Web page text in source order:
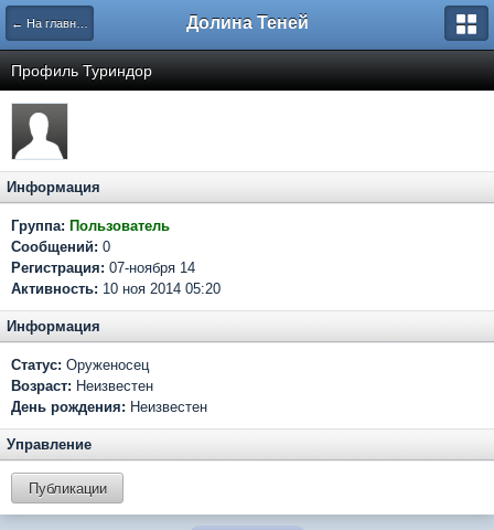
← На главную Долина Теней
Профиль Туриндор
Информация
Группа: Пользователь
Сообщений: 0
Регистрация: 07-ноября 14
Активность: 10 ноя 2014 05:20
Информация
Статус: Оруженосец
Возраст: Неизвестен
День рождения: Неизвестен
Управление
Публикации